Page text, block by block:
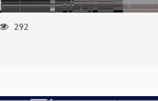
292